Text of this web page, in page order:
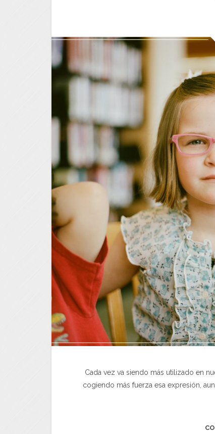
Cada vez va siendo más utilizado en
cogiendo más fuerza esa expresión,